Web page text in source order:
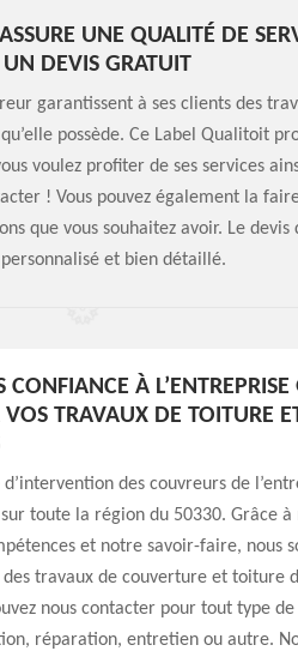
UNE QUALITÉ DE
UN DEVIS GRATUIT
garantissent à ses clients des
possède. Ce Label Qualitoit
voulez profiter de ses services
! Vous pouvez également la
que vous souhaitez avoir. Le
et bien détaillé.
CONFIANCE À
VOS TRAVAUX DE TOITURE
d’intervention des couvreurs de
sur toute la région du 50330. Grâce à
et notre savoir-faire, nous
des travaux de couverture et toiture
nous contacter pour tout type
réparation, entretien ou autre.